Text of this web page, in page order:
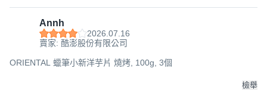
Annh
2026.07.16
賣家: 酷澎股份有限公司
ORIENTAL 蠟筆小新洋芋片 燒烤, 100g, 3個
檢舉